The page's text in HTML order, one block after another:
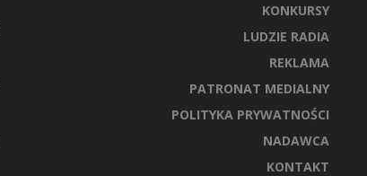
KONKURSY
LUDZIE RADIA
REKLAMA
PATRONAT MEDIALNY
POLITYKA PRYWATNOŚCI
NADAWCA
KONTAKT